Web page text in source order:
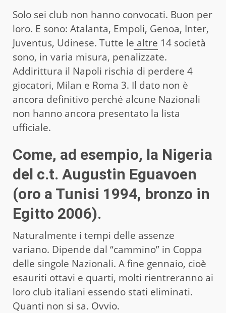
Solo sei club non hanno convocati. Buon per
loro. E sono: Atalanta, Empoli, Genoa, Inter,
Juventus, Udinese. Tutte le altre 14 società
sono, in varia misura, penalizzate.
Addirittura il Napoli rischia di perdere 4
giocatori, Milan e Roma 3. Il dato non è
ancora definitivo perché alcune Nazionali
non hanno ancora presentato la lista
ufficiale.
Come, ad esempio, la Nigeria
del c.t. Augustin Eguavoen
(oro a Tunisi 1994, bronzo in
Egitto 2006).
Naturalmente i tempi delle assenze
variano. Dipende dal “cammino” in Coppa
delle singole Nazionali. A fine gennaio, cioè
esauriti ottavi e quarti, molti rientreranno ai
loro club italiani essendo stati eliminati.
Quanti non si sa. Ovvio.